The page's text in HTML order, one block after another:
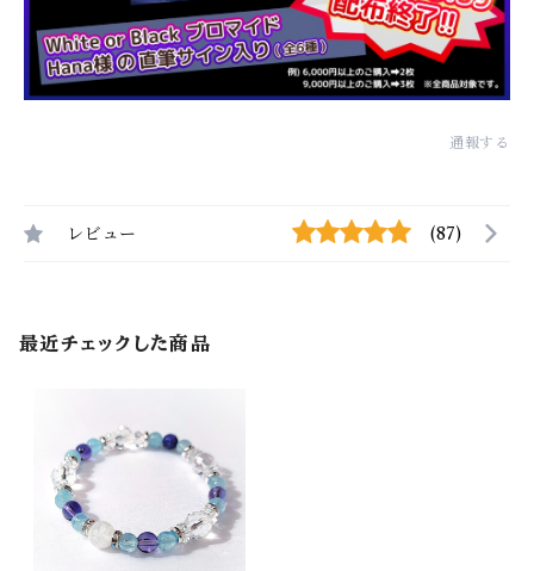
通報する
レビュー (87)
最近チェックした商品